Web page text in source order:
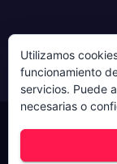
Funciona
Utilizamos
funcionamiento
servicios. Puede
necesarias o